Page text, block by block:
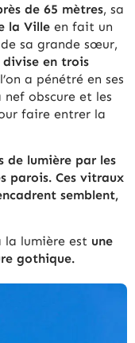
de 65 mètres, sa
la Ville en fait un
sa grande sœur,
divise en trois
a pénétré en ses
obscure et les
faire entrer la
lumière par les
parois. Ces vitraux
semblent,
la lumière est une
gothique.